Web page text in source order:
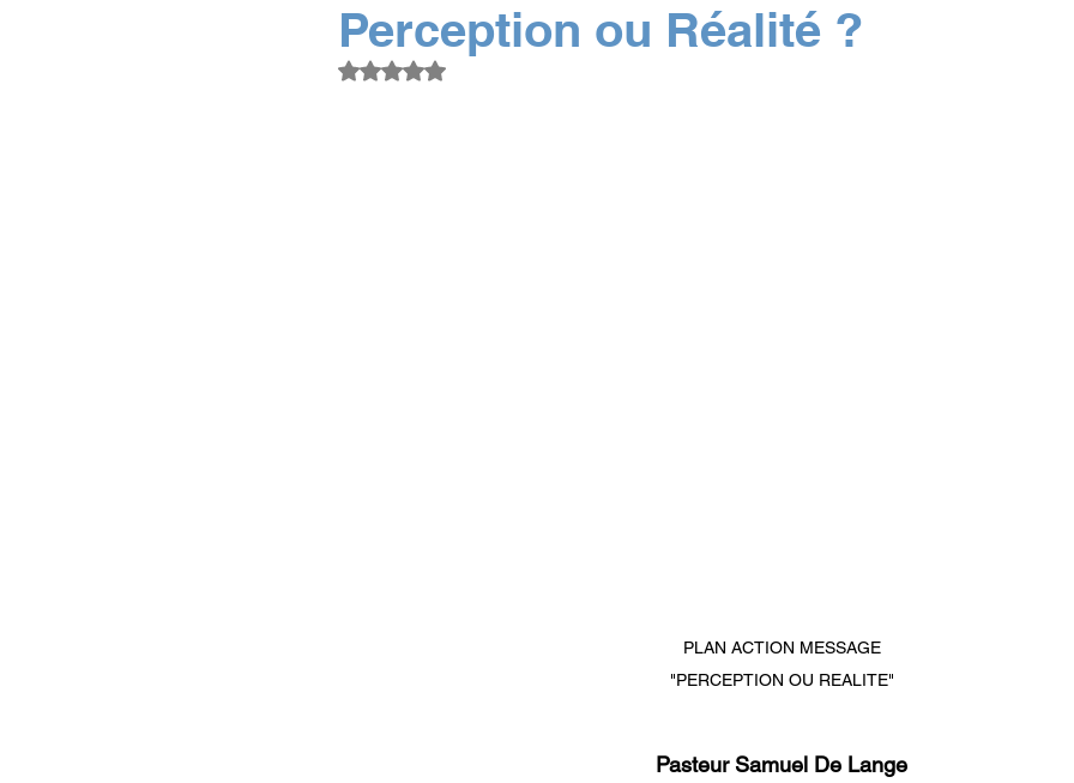
Perception ou Réalité ?
Noté NaN étoiles sur 5.
PLAN ACTION MESSAGE
"PERCEPTION OU REALITE"
Pasteur Samuel De Lange